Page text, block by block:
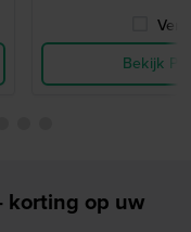
Bekijk
korting op uw